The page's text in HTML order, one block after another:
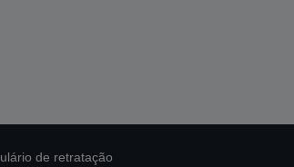
de retratação